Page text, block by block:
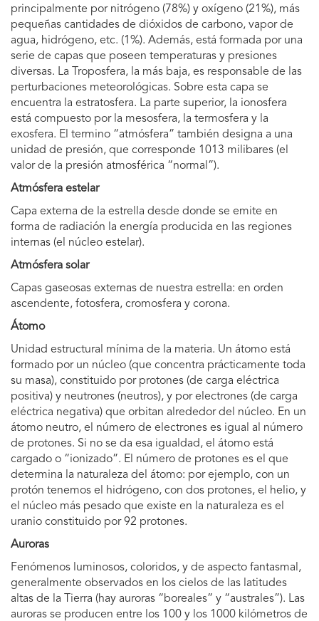
principalmente por nitrógeno (78%) y oxígeno (21%), más
pequeñas cantidades de dióxidos de carbono, vapor de
agua, hidrógeno, etc. (1%). Además, está formada por una
serie de capas que poseen temperaturas y presiones
diversas. La Troposfera, la más baja, es responsable de las
perturbaciones meteorológicas. Sobre esta capa se
encuentra la estratosfera. La parte superior, la ionosfera
está compuesto por la mesosfera, la termosfera y la
exosfera. El termino “atmósfera” también designa a una
unidad de presión, que corresponde 1013 milibares (el
valor de la presión atmosférica “normal”).
Atmósfera estelar
Capa externa de la estrella desde donde se emite en
forma de radiación la energía producida en las regiones
internas (el núcleo estelar).
Atmósfera solar
Capas gaseosas externas de nuestra estrella: en orden
ascendente, fotosfera, cromosfera y corona.
Átomo
Unidad estructural mínima de la materia. Un átomo está
formado por un núcleo (que concentra prácticamente toda
su masa), constituido por protones (de carga eléctrica
positiva) y neutrones (neutros), y por electrones (de carga
eléctrica negativa) que orbitan alrededor del núcleo. En un
átomo neutro, el número de electrones es igual al número
de protones. Si no se da esa igualdad, el átomo está
cargado o “ionizado”. El número de protones es el que
determina la naturaleza del átomo: por ejemplo, con un
protón tenemos el hidrógeno, con dos protones, el helio, y
el núcleo más pesado que existe en la naturaleza es el
uranio constituido por 92 protones.
Auroras
Fenómenos luminosos, coloridos, y de aspecto fantasmal,
generalmente observados en los cielos de las latitudes
altas de la Tierra (hay auroras “boreales” y “australes”). Las
auroras se producen entre los 100 y los 1000 kilómetros de